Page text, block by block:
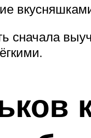
сначала